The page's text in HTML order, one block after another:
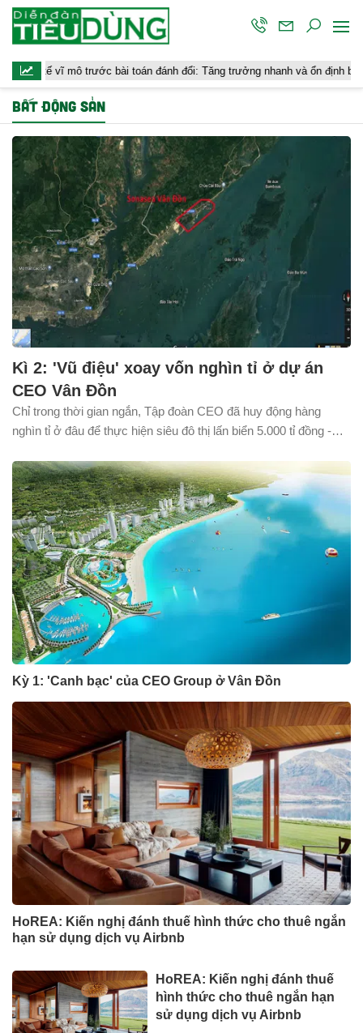
vĩ mô trước bài toán đánh đổi: Tăng trưởng nhanh và ổn định bền vững
BẤT ĐỘNG SẢN
Kì 2: 'Vũ điệu' xoay vốn nghìn tỉ ở dự án
CEO Vân Đồn
Chỉ trong thời gian ngắn, Tập đoàn CEO đã huy động hàng
nghìn tỉ ở đâu để thực hiện siêu đô thị lấn biển 5.000 tỉ đồng -
đạm, siết chặt tín dụng cho bất động sản?
Kỳ 1: 'Canh bạc' của CEO Group ở Vân Đồn
HoREA: Kiến nghị đánh thuế hình thức cho thuê ngắn
hạn sử dụng dịch vụ Airbnb
HoREA: Kiến nghị đánh thuế
hình thức cho thuê ngắn hạn
sử dụng dịch vụ Airbnb